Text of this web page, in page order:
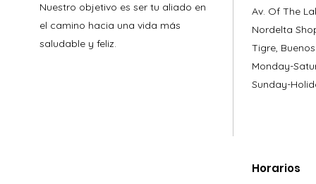
Nuestro objetivo es ser tu aliado en
el camino hacia una vida más
saludable y feliz.
Av. Of The
Nordelta
Tigre,
Monday-
Sunday-
Horarios